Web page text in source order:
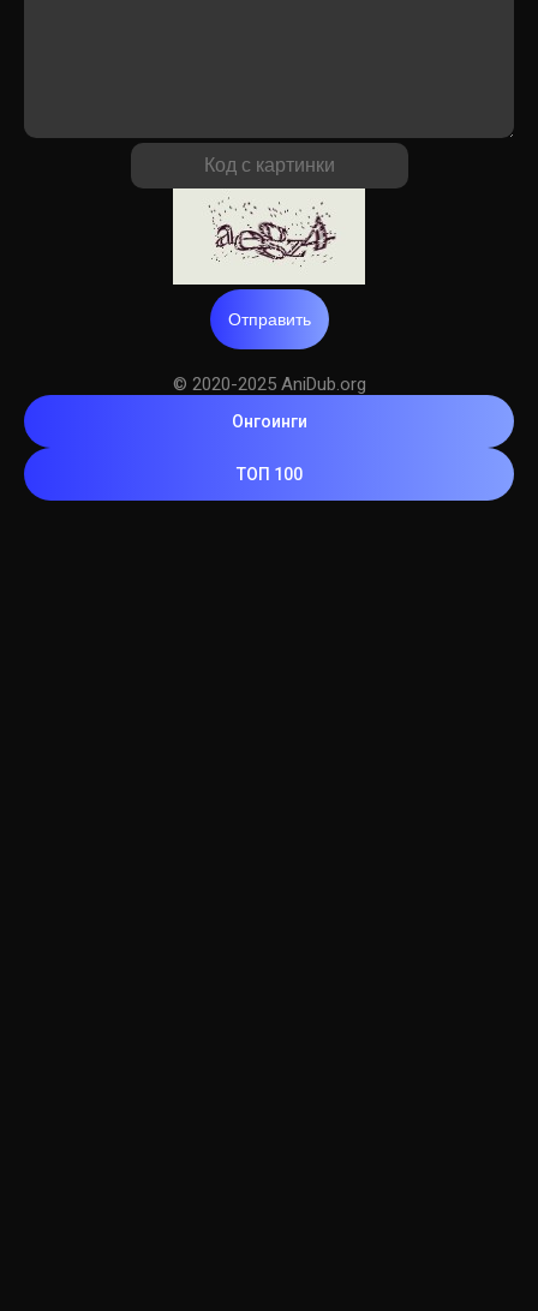
Отправить
© 2020-2025 AniDub.org
Онгоинги
ТОП 100